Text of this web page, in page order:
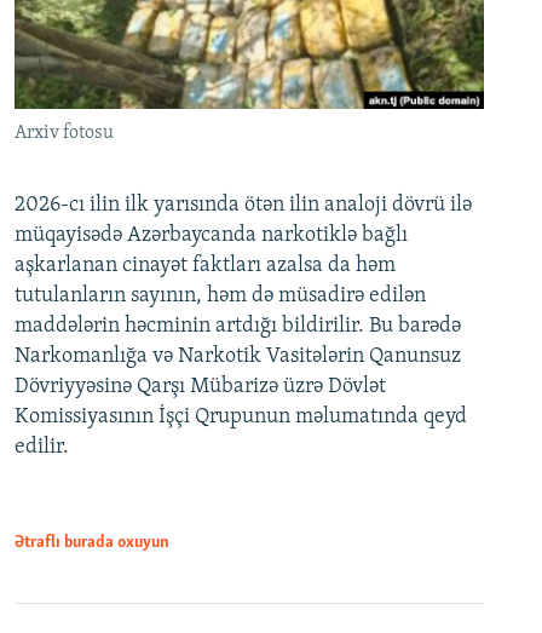
Arxiv fotosu
2026-cı ilin ilk yarısında ötən ilin analoji dövrü ilə
müqayisədə Azərbaycanda narkotiklə bağlı
aşkarlanan cinayət faktları azalsa da həm
tutulanların sayının, həm də müsadirə edilən
maddələrin həcminin artdığı bildirilir. Bu barədə
Narkomanlığa və Narkotik Vasitələrin Qanunsuz
Dövriyyəsinə Qarşı Mübarizə üzrə Dövlət
Komissiyasının İşçi Qrupunun məlumatında qeyd
edilir.
Ətraflı burada oxuyun